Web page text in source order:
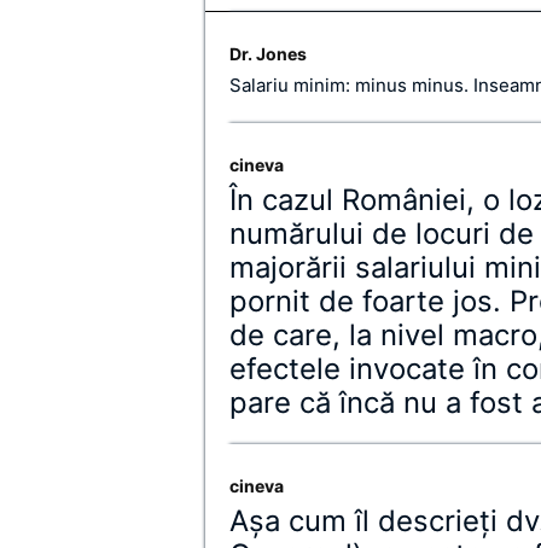
Dr. Jones
Salariu minim: minus minus.
cineva
În cazul României, o
numărului de locuri
majorării salariului
pornit de foarte jos.
de care, la nivel
efectele invocate în
pare că încă nu a fost
cineva
Aşa cum îl descrieţi